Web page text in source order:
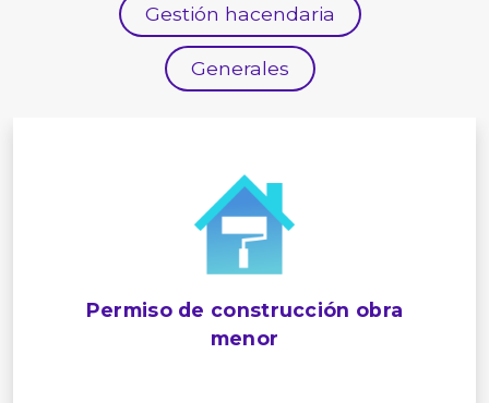
Gestión hacendaria
Generales
Permiso de construcción obra
menor